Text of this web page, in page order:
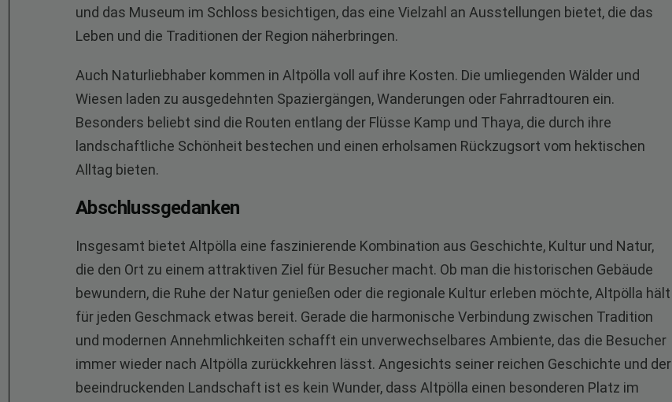
und das Museum im Schloss besichtigen, das eine Vielzahl an Ausstellungen bietet, die das
Leben und die Traditionen der Region näherbringen.
Auch Naturliebhaber kommen in Altpölla voll auf ihre Kosten. Die umliegenden Wälder und
Wiesen laden zu ausgedehnten Spaziergängen, Wanderungen oder Fahrradtouren ein.
Besonders beliebt sind die Routen entlang der Flüsse Kamp und Thaya, die durch ihre
landschaftliche Schönheit bestechen und einen erholsamen Rückzugsort vom hektischen
Alltag bieten.
Abschlussgedanken
Insgesamt bietet Altpölla eine faszinierende Kombination aus Geschichte, Kultur und Natur,
die den Ort zu einem attraktiven Ziel für Besucher macht. Ob man die historischen Gebäude
bewundern, die Ruhe der Natur genießen oder die regionale Kultur erleben möchte, Altpölla hält
für jeden Geschmack etwas bereit. Gerade die harmonische Verbindung zwischen Tradition
und modernen Annehmlichkeiten schafft ein unverwechselbares Ambiente, das die Besucher
immer wieder nach Altpölla zurückkehren lässt. Angesichts seiner reichen Geschichte und der
beeindruckenden Landschaft ist es kein Wunder, dass Altpölla einen besonderen Platz im